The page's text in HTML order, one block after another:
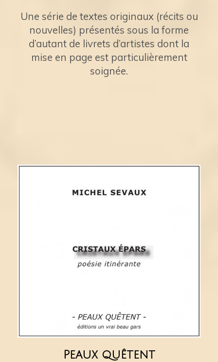
Une série de textes originaux (récits ou
nouvelles) présentés sous la forme
d’autant de livrets d’artistes dont la
mise en page est particulièrement
soignée.
Peaux quêtent